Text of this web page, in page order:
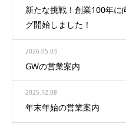
新たな挑戦！創業100年に
グ開始しました！
2026.05.03
GWの営業案内
2025.12.08
年末年始の営業案内